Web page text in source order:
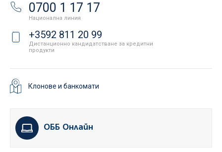
0700 1 17 17
Национална линия
+3592 811 20 99
Дистанционно кандидатстване за кредитни
продукти
Клонове и банкомати
ОББ Онлайн